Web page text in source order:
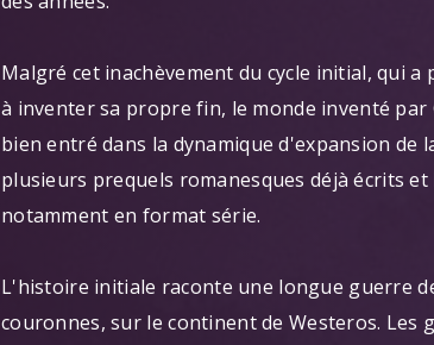
Malgré cet inachèvement du cycle initial, qui a
à inventer sa propre fin, le monde inventé par
bien entré dans la dynamique d'expansion de
plusieurs prequels romanesques déjà écrits
notamment en format série.
L'histoire initiale raconte une longue guerre
couronnes, sur le continent de Westeros.